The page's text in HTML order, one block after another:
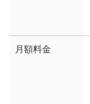
月額料金